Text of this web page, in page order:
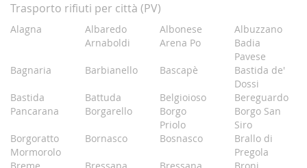
Trasporto rifiuti per città (PV)
Alagna
Albaredo
Arnaboldi
Albonese
Albuzzano
Arena Po
Badia
Pavese
Bagnaria
Barbianello Bascapè
Bastida de'
Dossi
Bastida
Pancarana
Battuda Belgioioso
Bereguardo
Borgarello
Borgo
Priolo
Borgo San
Siro
Borgoratto
Mormorolo
Bornasco Bosnasco
Brallo di
Pregola